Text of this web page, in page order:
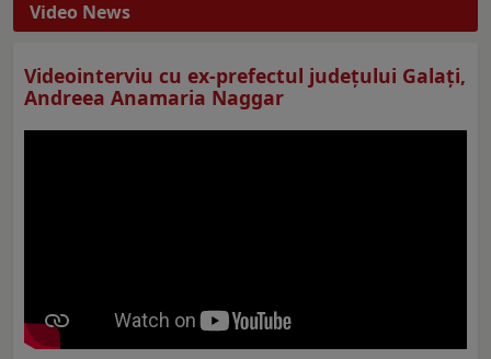
Video News
Videointerviu cu ex-prefectul judeţului Galaţi,
Andreea Anamaria Naggar